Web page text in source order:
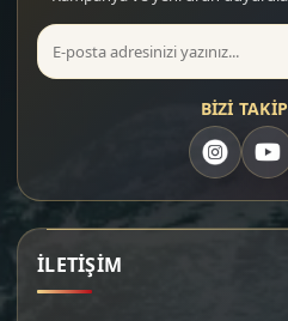
BİZİ
İLETİŞİM